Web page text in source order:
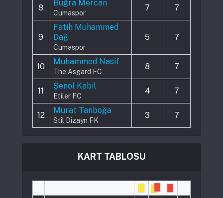
8
Buğra Mercan
Cumaspor
7 7
9
Fatih Muhammed
Dağ
Cumaspor
5 7
10
Muhammed Nasif
The Asgard FC
8 7
11
Şenol Kabil
Etiler FC
4 7
12
Murat Tanboğa
Stil Dizayn FK
3 7
KART TABLOSU